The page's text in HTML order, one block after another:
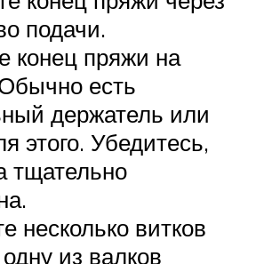
подачи.
конец пряжи на
есть
держатель или
этого. Убедитесь,
тщательно
несколько витков
из валков